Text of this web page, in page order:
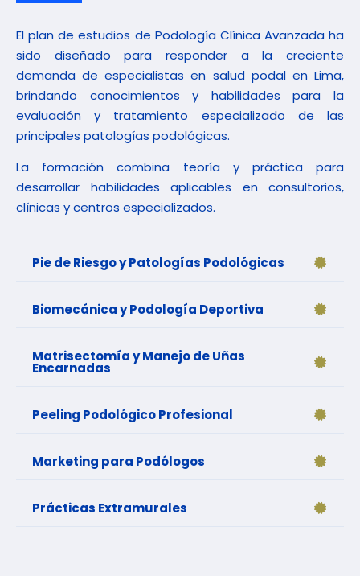
El plan de estudios de Podología Clínica Avanzada ha
sido diseñado para responder a la creciente
demanda de especialistas en salud podal en Lima,
brindando conocimientos y habilidades para la
evaluación y tratamiento especializado de las
principales patologías podológicas.
La formación combina teoría y práctica para
desarrollar habilidades aplicables en consultorios,
clínicas y centros especializados.
Pie de Riesgo y Patologías Podológicas
Biomecánica y Podología Deportiva
Matrisectomía y Manejo de Uñas
Encarnadas
Peeling Podológico Profesional
Marketing para Podólogos
Prácticas Extramurales